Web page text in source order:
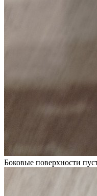
Боковые поверхности